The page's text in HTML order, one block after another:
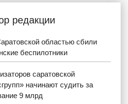
редакции
областью сбили
беспилотники
саратовской
начинают судить за
9 млрд